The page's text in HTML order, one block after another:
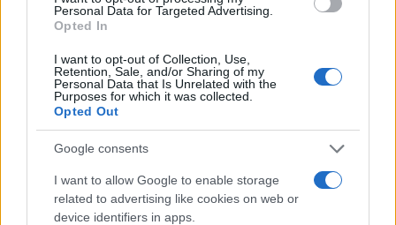
Personal Data for Targeted Advertising.
Opted In
I want to opt-out of Collection, Use,
Retention, Sale, and/or Sharing of my
Personal Data that Is Unrelated with the
Purposes for which it was collected.
Opted Out
Google consents
I want to allow Google to enable storage
related to advertising like cookies on web or
device identifiers in apps.